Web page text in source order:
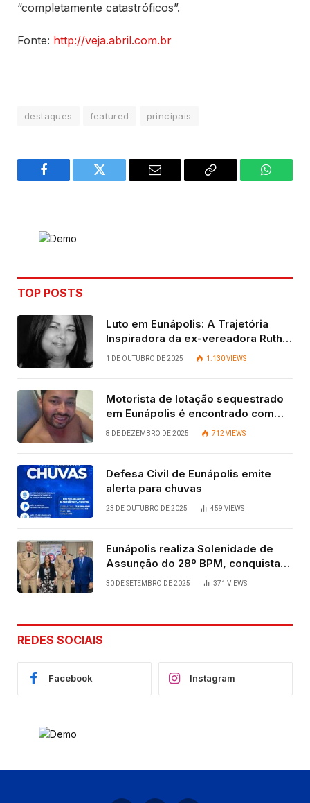
“completamente catastróficos”.
Fonte: http://veja.abril.com.br
destaques featured principais
Facebook Twitter Email
Copy
TOP POSTS
Luto em Eunápolis: A Trajetória
Inspiradora da ex-vereadora Ruth
Contadora
1 DE OUTUBRO DE 2025 1.130VIEWS
Motorista de lotação sequestrado
em Eunápolis é encontrado com
vida após quatro dias.
8 DE DEZEMBRO DE 2025 712 VIEWS
Defesa Civil de Eunápolis emite
alerta para chuvas
23 DE OUTUBRO DE 2025 459 VIEWS
Eunápolis realiza Solenidade de
Assunção do 28º BPM, conquista
viabilizada por articulação política
30 DE SETEMBRO DE 2025 371 VIEWS
REDES SOCIAIS
Facebook Instagram